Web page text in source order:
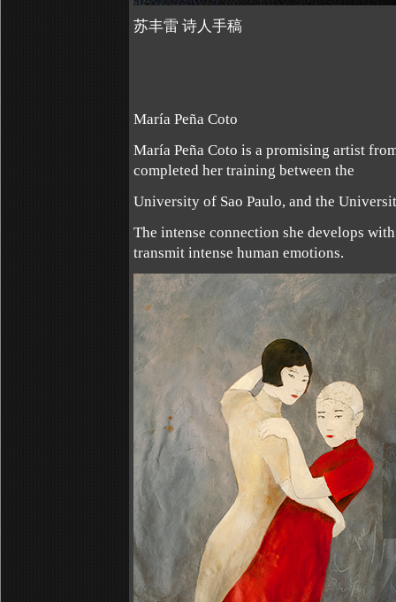
苏丰雷 诗人手稿
María Peña Coto
María Peña Coto is a promising artist
completed her training between the
University of Sao Paulo, and the
The intense connection she develops
transmit intense human emotions.